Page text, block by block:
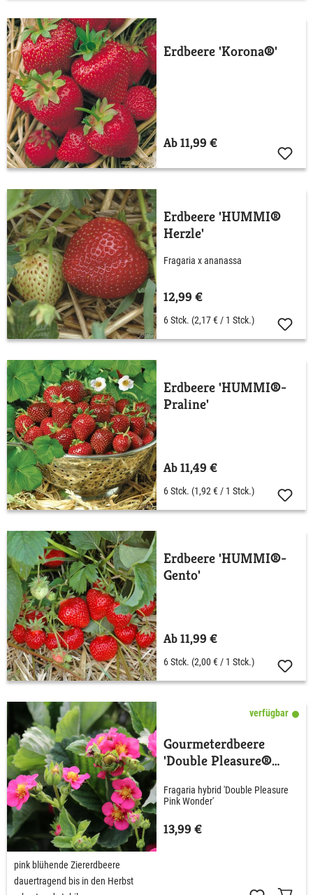
Erdbeere 'Korona®'
Ab 11,99 €
Erdbeere 'HUMMI®
Herzle'
Fragaria x ananassa
12,99 €
6 Stck. (2,17 € / 1 Stck.)
Erdbeere 'HUMMI®-
Praline'
Ab 11,49 €
6 Stck. (1,92 € / 1 Stck.)
Erdbeere 'HUMMI®-
Gento'
Ab 11,99 €
6 Stck. (2,00 € / 1 Stck.)
verfügbar
Gourmeterdbeere
'Double Pleasure®
Wonder®
Fragaria hybrid 'Double Pleasure
Pink Wonder'
13,99 €
pink blühende Ziererdbeere
dauertragend bis in den Herbst